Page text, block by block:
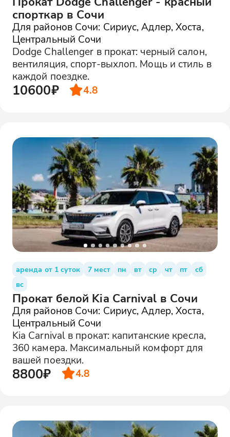
спорткар в Сочи
Для районов Сочи: Сириус, Адлер, Хоста,
Центральный Сочи
Dodge Challenger в прокат: черный салон,
вентиляция, спорт-выхлоп. Мощь и стиль в
каждой поездке.
10600₽ 4.8
аренда от 1 суток 7 мест пн вт ср чт пт
сб
вс
Прокат белой Kia Carnival в Сочи
Для районов Сочи: Сириус, Адлер, Хоста,
Центральный Сочи
Kia Carnival в прокат: капитанские кресла,
360 камера. Максимальный комфорт для
вашей поездки.
8800₽ 4.8